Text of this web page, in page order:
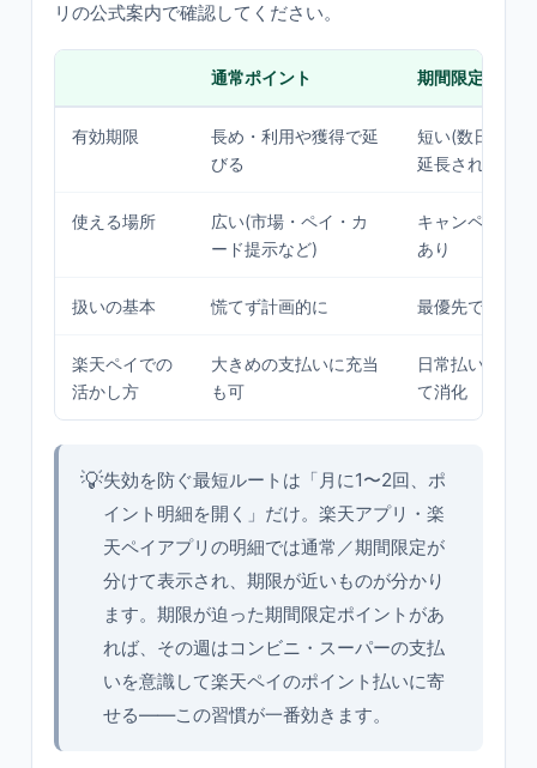
リの公式案内で確認してください。
通常ポイント 期間限定ポイ
有効期限
長め・利用や獲得で延
びる
短い(数日〜翌
延長されない
使える場所
広い(市場・ペイ・カ
ード提示など)
キャンペーン
あり
扱いの基本 慌てず計画的に 最優先で先に
楽天ペイでの
活かし方
大きめの支払いに充当
も可
日常払いに少
て消化
💡失効を防ぐ最短ルートは「月に1〜2回、ポ
イント明細を開く」だけ。楽天アプリ・楽
天ペイアプリの明細では通常／期間限定が
分けて表示され、期限が近いものが分かり
ます。期限が迫った期間限定ポイントがあ
れば、その週はコンビニ・スーパーの支払
いを意識して楽天ペイのポイント払いに寄
せる——この習慣が一番効きます。